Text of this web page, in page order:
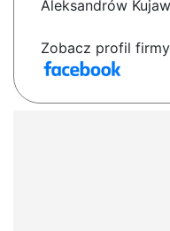
Aleksandrów
Zobacz profil